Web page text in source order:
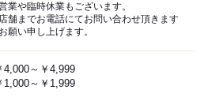
業や臨時休業もございます。
舗までお電話にてお問い合わせ頂きます
願い申し上げます。
4,000～￥4,999
1,000～￥1,999